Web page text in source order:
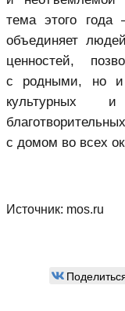
тема этого
объединяет
ценностей,
с родными, но и
культурных и
с домом во всех
Источник: mos.ru